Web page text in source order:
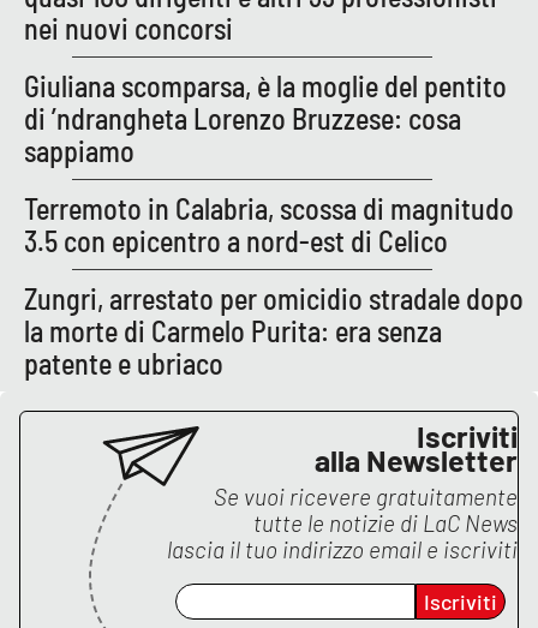
LAC
NETWORK
Lacplay.it
Lactv.it
Laconair.it
Lacitymag.it
Ilreggino.it
Cosenzachannel.it
Ilvibonese.it
nei nuovi concorsi
Giuliana scomparsa, è la moglie del pentito
di ’ndrangheta Lorenzo Bruzzese: cosa
sappiamo
Terremoto in Calabria, scossa di magnitudo
3.5 con epicentro a nord-est di Celico
Zungri, arrestato per omicidio stradale dopo
la morte di Carmelo Purita: era senza
patente e ubriaco
Iscriviti
alla Newsletter
Se vuoi ricevere gratuitamente
tutte le notizie di LaC News
lascia il tuo indirizzo email e iscriviti
Iscriviti